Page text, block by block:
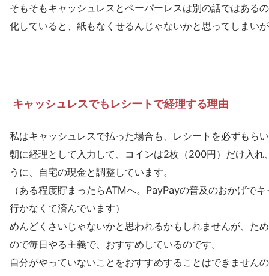
そもそもキャッシュレスとペーパーレスは別の話ではある
化していると、紙もなくせるんじゃないかと思ってしまい
キャッシュレスでもレシートで経理する理由
私はキャッシュレスで払った場合も、レシートを必ずもら
朝に経理として入力して、コインは2枚（200円）だけ入
うに、自宅の現金と調整しています。
（ある程度貯まったらATMへ。PayPayの普及のおかげで
行かなくて済んでいます）
めんどくさいじゃないかと思われるかもしれませんが、た
ので毎日やる主義で、おすすめしているのです。
自分がやっていないことをおすすめすることはできません